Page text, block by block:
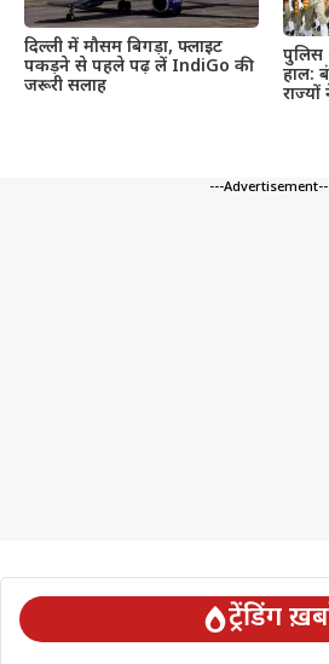
दिल्ली में मौसम बिगड़ा, फ्लाइट
पकड़ने से पहले पढ़ लें IndiGo की
जरूरी सलाह
पुलिस
हाल:
---
ट्रेंडिंग